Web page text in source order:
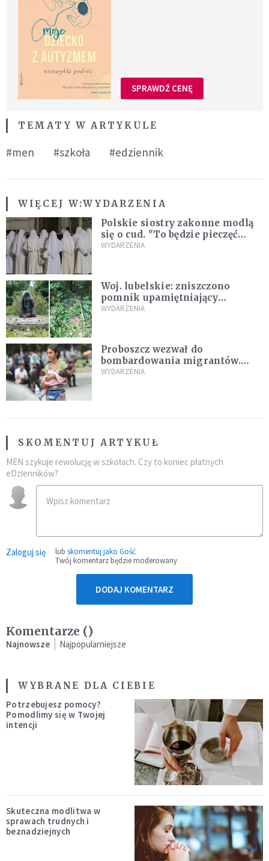
SPRAWDŹ CENĘ
TEMATY W ARTYKULE
#men #szkoła #edziennik
WIĘCEJ W:WYDARZENIA
Polskie siostry zakonne modlą
się o cud. "To będzie pieczęć
Pana Boga dla naszej wiary"
WYDARZENIA
Woj. lubelskie: zniszczono
pomnik upamiętniający
żołnierzy UPA. Ambasada
WYDARZENIA
Proboszcz wezwał do
bombardowania migrantów.
"Masowy ogień przeciwko
WYDARZENIA
SKOMENTUJ ARTYKUŁ
MEN szykuje rewolucję w szkołach. Czy to koniec płatnych
eDzienników?
Zaloguj się lub skomentuj jako Gość
Twój komentarz będzie moderowany
DODAJ KOMENTARZ
Komentarze ()
Najnowsze Najpopularniejsze
WYBRANE DLA CIEBIE
Potrzebujesz pomocy?
Pomodlimy się w Twojej
intencji
Skuteczna modlitwa w
sprawach trudnych i
beznadziejnych